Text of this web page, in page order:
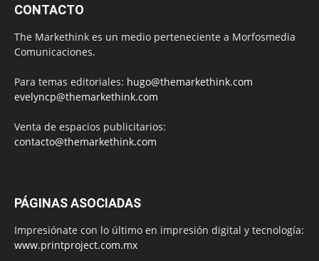
CONTACTO
The Markethink es un medio perteneciente a Morfosmedia
Comunicaciones.
Para temas editoriales: hugo@themarkethink.com
evelyncp@themarkethink.com
Venta de espacios publicitarios:
contacto@themarkethink.com
PÁGINAS ASOCIADAS
Impresiónate con lo último en impresión digital y tecnología:
www.printproject.com.mx